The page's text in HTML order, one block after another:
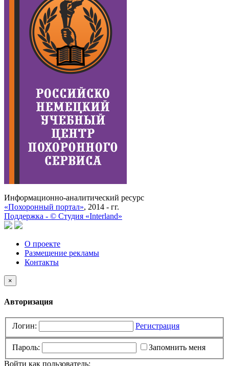
Информационно-аналитический ресурс
«Похоронный портал», 2014 - гг.
Поддержка - © Cтудия «Interland»
О проекте
Размещение рекламы
Контакты
×
Авторизация
Логин: Регистрация
Пароль:
Запомнить меня
Войти как пользователь: